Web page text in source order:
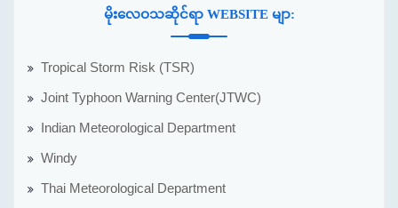
မိုးလေဝသဆိုင်ရာ WEBSITE မျာ:
Tropical Storm Risk (TSR)
Joint Typhoon Warning Center(JTWC)
Indian Meteorological Department
Windy
Thai Meteorological Department